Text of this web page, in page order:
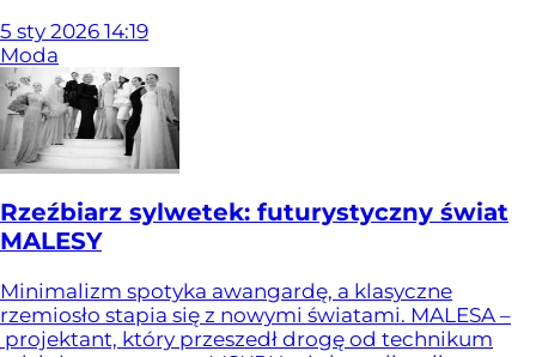
5 sty 2026 14:19
Moda
Rzeźbiarz sylwetek: futurystyczny świat
MALESY
Minimalizm spotyka awangardę, a klasyczne
rzemiosło stapia się z nowymi światami. MALESA –
projektant, który przeszedł drogę od technikum